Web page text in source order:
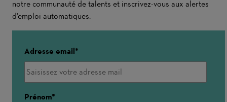
notre communauté de talents et inscrivez-vous aux alertes
d'emploi automatiques.
Adresse email
Prénom